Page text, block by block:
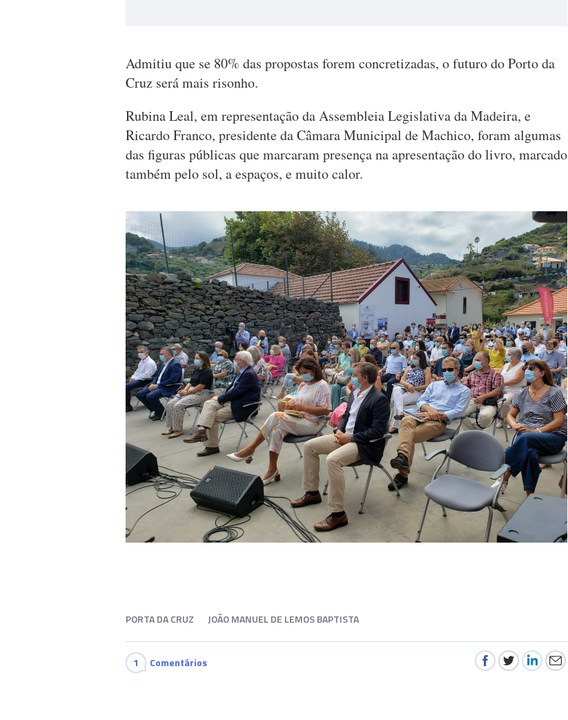
Admitiu que se 80% das propostas forem concretizadas, o futuro do Porto da
Cruz será mais risonho.
Rubina Leal, em representação da Assembleia Legislativa da Madeira, e
Ricardo Franco, presidente da Câmara Municipal de Machico, foram algumas
das figuras públicas que marcaram presença na apresentação do livro, marcado
também pelo sol, a espaços, e muito calor.
PORTA DA CRUZ JOÃO MANUEL DE LEMOS BAPTISTA
1 Comentários